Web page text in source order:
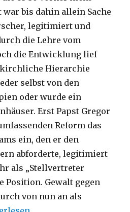
war bis dahin allein Sache
legitimiert und
die Lehre vom
die Entwicklung lief
kirchliche Hierarchie
selbst von den
oder wurde ein
Erst Papst Gregor
Reform das
ein, den er den
abforderte, legitimiert
als „Stellvertreter
Position. Gewalt gegen
von nun an als